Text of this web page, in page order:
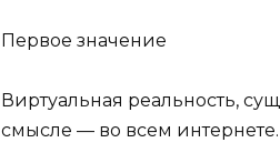
Первое значение
Виртуальная реальность,
смысле — во всем интернете.